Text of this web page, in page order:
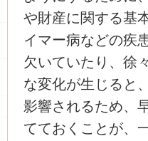
や財産に関する基
イマー病などの疾
欠いていたり、徐
な変化が生じると
影響されるため、
てておくことが、